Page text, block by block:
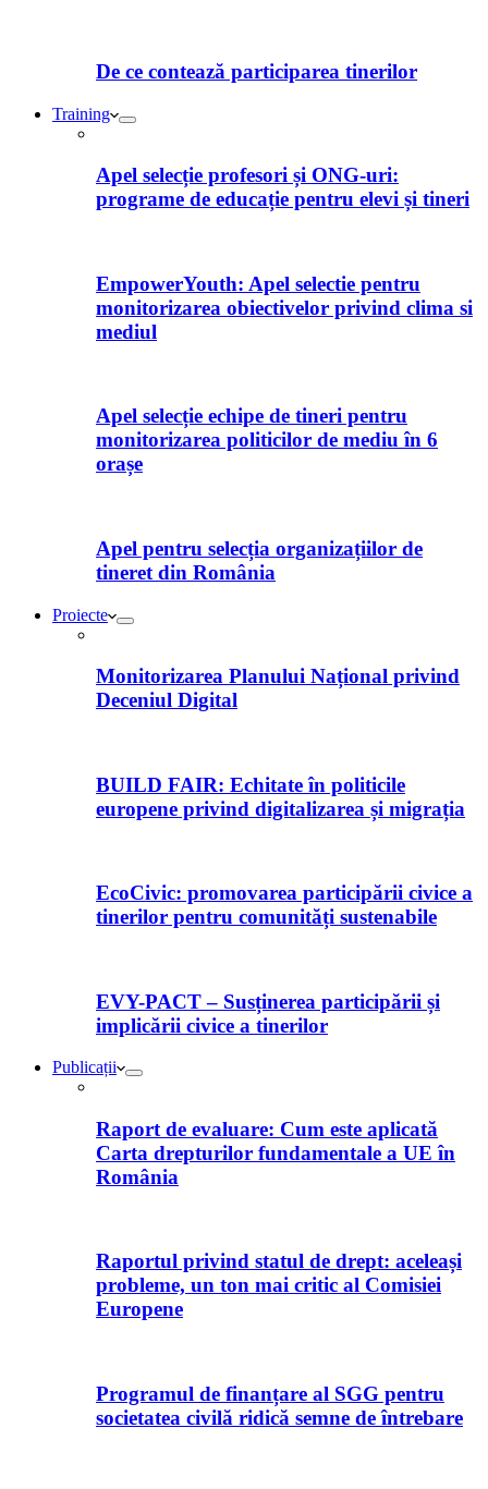
De ce contează participarea tinerilor
Training
Apel selecție profesori și ONG-uri:
programe de educație pentru elevi și tineri
EmpowerYouth: Apel selectie pentru
monitorizarea obiectivelor privind clima si
mediul
Apel selecție echipe de tineri pentru
monitorizarea politicilor de mediu în 6
orașe
Apel pentru selecția organizațiilor de
tineret din România
Proiecte
Monitorizarea Planului Național privind
Deceniul Digital
BUILD FAIR: Echitate în politicile
europene privind digitalizarea și migrația
EcoCivic: promovarea participării civice a
tinerilor pentru comunități sustenabile
EVY-PACT – Susținerea participării și
implicării civice a tinerilor
Publicații
Raport de evaluare: Cum este aplicată
Carta drepturilor fundamentale a UE în
România
Raportul privind statul de drept: aceleași
probleme, un ton mai critic al Comisiei
Europene
Programul de finanțare al SGG pentru
societatea civilă ridică semne de întrebare